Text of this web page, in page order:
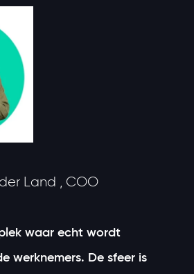
Land , COO
waar echt wordt
werknemers. De sfeer is